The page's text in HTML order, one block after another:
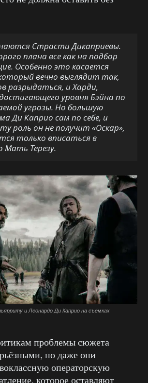
Страсти Дикаприевы.
плана все как на подбор
Особенно это касается
вечно выглядит так,
разрыдаться, и Харди,
уровня Бэйна по
угрозы. Но большую
Ди Каприо сам по себе, и
роль он не получит «Оскар»,
только вписаться в
Мать Терезу.
и Леонардо Ди Каприо на съёмках
проблемы сюжета
но даже они
операторскую
которое оставляют